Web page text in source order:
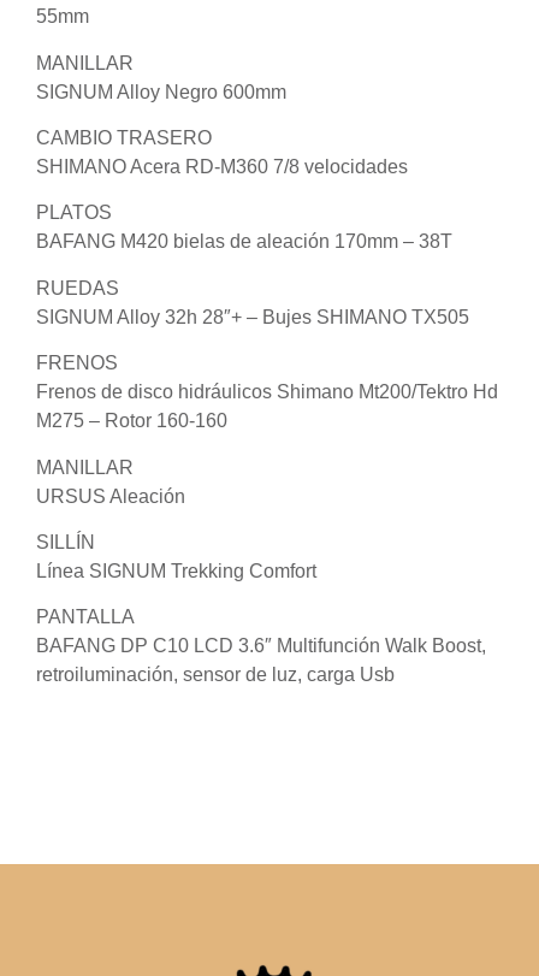
55mm
MANILLAR
SIGNUM Alloy Negro 600mm
CAMBIO TRASERO
SHIMANO Acera RD-M360 7/8 velocidades
PLATOS
BAFANG M420 bielas de aleación 170mm – 38T
RUEDAS
SIGNUM Alloy 32h 28″+ – Bujes SHIMANO TX505
FRENOS
Frenos de disco hidráulicos Shimano Mt200/Tektro Hd
M275 – Rotor 160-160
MANILLAR
URSUS Aleación
SILLÍN
Línea SIGNUM Trekking Comfort
PANTALLA
BAFANG DP C10 LCD 3.6″ Multifunción Walk Boost,
retroiluminación, sensor de luz, carga Usb